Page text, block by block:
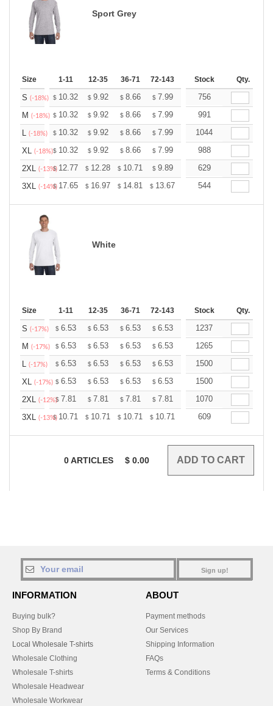
Sport Grey
Size 1-11 12-35 36-71 72-143 144-287 288 + More
Stock Qty.
S (-18%) $ 10.32 $ 9.92 $ 8.66 $ 7.99 7.59
756
M (-18%) $ 10.32 $ 9.92 $ 8.66 $ 7.99 7.59
991
L (-18%) $ 10.32 $ 9.92 $ 8.66 $ 7.99 7.59
1044
XL (-18%)$ 10.32 $ 9.92 $ 8.66 $ 7.99 7.59
988
2XL (-13%)
$ 12.77 $ 12.28 $ 10.71 $ 9.89 9.39
629
3XL (-14%)
$ 17.65 $ 16.97 $ 14.81 $ 13.67 12.98
544
White
Size 1-11 12-35 36-71 72-143 144-287 288 + More
Stock Qty.
S (-17%) $ 6.53 $ 6.53 $ 6.53 $ 6.53 6.53
1237
M (-17%) $ 6.53 $ 6.53 $ 6.53 $ 6.53 6.53
1265
L (-17%) $ 6.53 $ 6.53 $ 6.53 $ 6.53 6.53
1500
XL (-17%) $ 6.53 $ 6.53 $ 6.53 $ 6.53 6.53
1500
2XL (-12%)$ 7.81 $ 7.81 $ 7.81 $ 7.81 7.81
1070
3XL (-13%)
$ 10.71 $ 10.71 $ 10.71 $ 10.71 10.71
609
0ARTICLES $ 0.00
Sign up!
INFORMATION
Buying bulk?
Shop By Brand
Local Wholesale T-shirts
Wholesale Clothing
Wholesale T-shirts
Wholesale Headwear
Wholesale Workwear
ABOUT
Payment methods
Our Services
Shipping Information
FAQs
Terms & Conditions